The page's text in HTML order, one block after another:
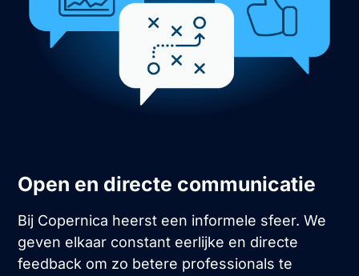
Open en directe communicatie
Bij Copernica heerst een informele sfeer. We
geven elkaar constant eerlijke en directe
feedback om zo betere professionals te